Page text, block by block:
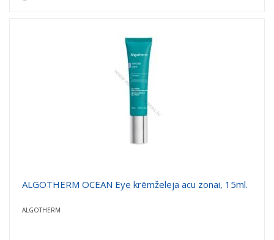
ALGOTHERM OCEAN Eye krēmželeja acu zonai, 15ml.
ALGOTHERM